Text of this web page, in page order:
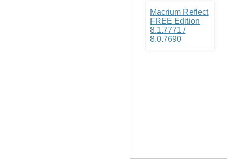
Macrium Reflect
FREE Edition
8.1.7771 /
8.0.7690